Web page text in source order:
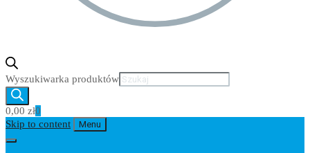
Wyszukiwarka produktów
0,00 zł0
Skip to content
Menu